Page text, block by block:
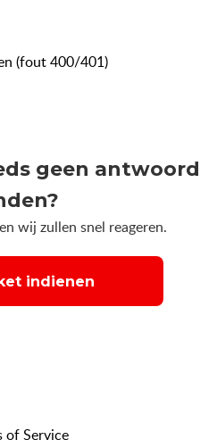
(fout 400/401)
geen antwoord
wij zullen snel reageren.
indienen
of Service